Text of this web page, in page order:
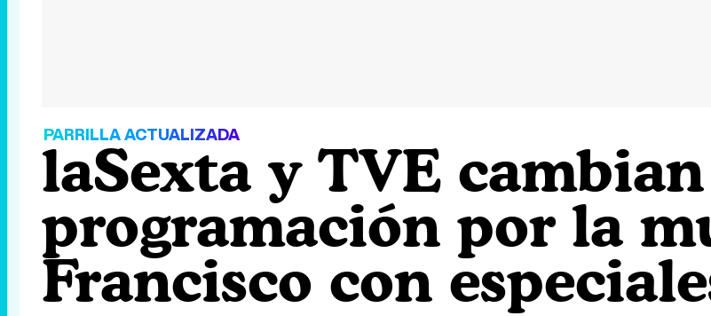
PARRILLA ACTUALIZADA
laSexta y TVE
programación por la
Francisco con